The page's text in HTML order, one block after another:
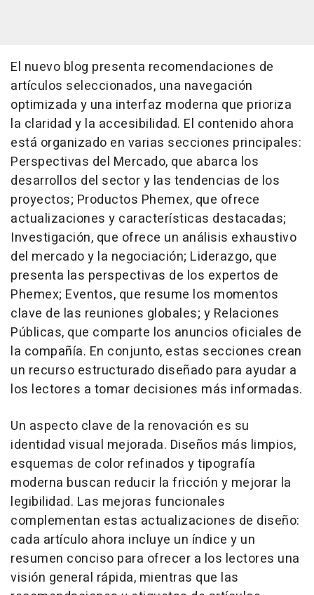
El nuevo blog presenta recomendaciones de
artículos seleccionados, una navegación
optimizada y una interfaz moderna que prioriza
la claridad y la accesibilidad. El contenido ahora
está organizado en varias secciones principales:
Perspectivas del Mercado, que abarca los
desarrollos del sector y las tendencias de los
proyectos; Productos Phemex, que ofrece
actualizaciones y características destacadas;
Investigación, que ofrece un análisis exhaustivo
del mercado y la negociación; Liderazgo, que
presenta las perspectivas de los expertos de
Phemex; Eventos, que resume los momentos
clave de las reuniones globales; y Relaciones
Públicas, que comparte los anuncios oficiales de
la compañía. En conjunto, estas secciones crean
un recurso estructurado diseñado para ayudar a
los lectores a tomar decisiones más informadas.
Un aspecto clave de la renovación es su
identidad visual mejorada. Diseños más limpios,
esquemas de color refinados y tipografía
moderna buscan reducir la fricción y mejorar la
legibilidad. Las mejoras funcionales
complementan estas actualizaciones de diseño:
cada artículo ahora incluye un índice y un
resumen conciso para ofrecer a los lectores una
visión general rápida, mientras que las